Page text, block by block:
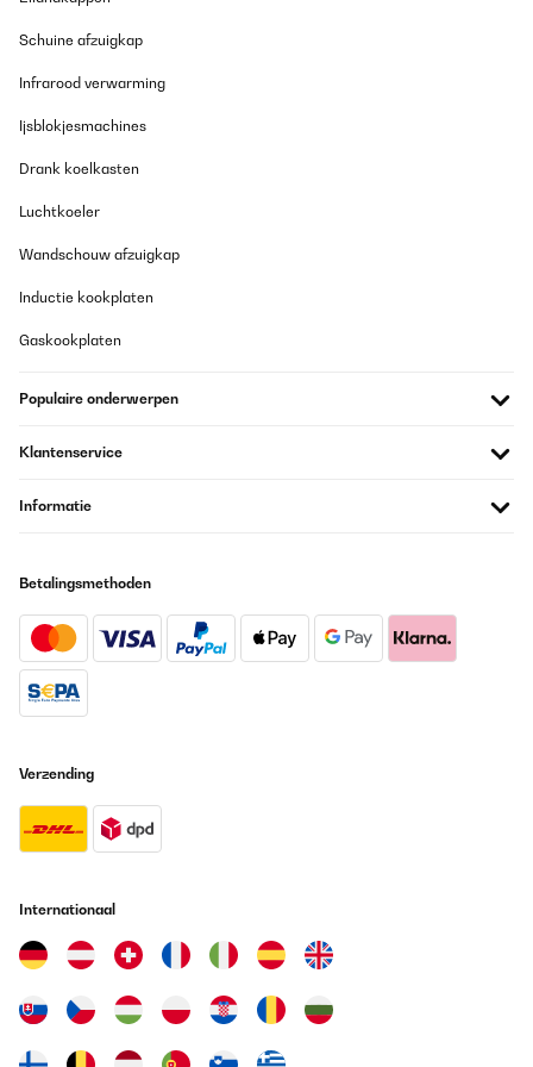
que personne n'est joignable depuis deux semaines !
gros plus en cette période de chaleur. De plus design très
est peu bruyante. Recommande vivement.
Tanguy
12/07/2026
gros plus en cette période de chaleur. De plus design très
Tanguy
Vertaal
c’est que cela ne refroidit pas mon salon de 40m2 or sur votre
ou que vous repreniez votre produit.
Laetitia
GECONTROLEERDE BEOORDELING
Climatiseur envoyé avec Colis Privé, donc climatiseur jamais
Schuine afzuigkap
Infrarood verwarming
Ijsblokjesmachines
Drank koelkasten
Luchtkoeler
Wandschouw afzuigkap
Inductie kookplaten
Gaskookplaten
Populaire onderwerpen
Klantenservice
Informatie
Betalingsmethoden
Verzending
Internationaal